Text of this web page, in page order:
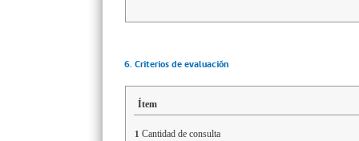
6. Criterios de evaluación
Ítem
1 Cantidad de consulta